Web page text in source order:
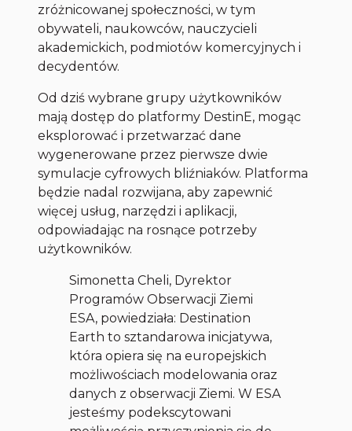
zróżnicowanej społeczności, w tym
obywateli, naukowców, nauczycieli
akademickich, podmiotów komercyjnych i
decydentów.
Od dziś wybrane grupy użytkowników
mają dostęp do platformy DestinE, mogąc
eksplorować i przetwarzać dane
wygenerowane przez pierwsze dwie
symulacje cyfrowych bliźniaków. Platforma
będzie nadal rozwijana, aby zapewnić
więcej usług, narzędzi i aplikacji,
odpowiadając na rosnące potrzeby
użytkowników.
Simonetta Cheli, Dyrektor
Programów Obserwacji Ziemi
ESA, powiedziała: Destination
Earth to sztandarowa inicjatywa,
która opiera się na europejskich
możliwościach modelowania oraz
danych z obserwacji Ziemi. W ESA
jesteśmy podekscytowani